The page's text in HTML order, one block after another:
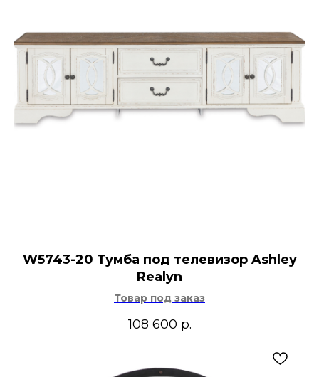
W5743-20 Тумба под телевизор Ashley
Realyn
Товар под заказ
108 600 р.